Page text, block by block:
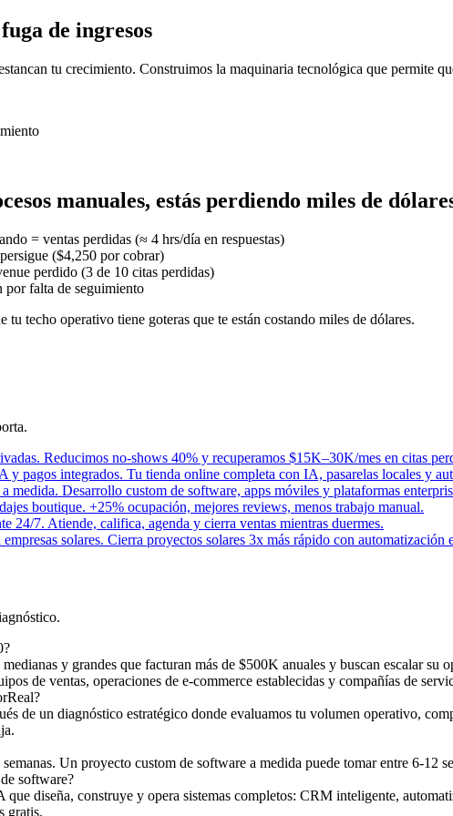
de ingresos
tu crecimiento. Construimos la maquinaria tecnológica que permite
manuales, estás perdiendo miles de
= ventas perdidas (≈ 4 hrs/día en respuestas)
($4,250 por cobrar)
perdido (3 de 10 citas perdidas)
falta de seguimiento
techo operativo tiene goteras que te están costando miles de dólares.
Reducimos no-shows 40% y recuperamos $15K–30K/mes en citas
pagos integrados. Tu tienda online completa con IA, pasarelas locales y
medida. Desarrollo custom de software, apps móviles y plataformas
boutique. +25% ocupación, mejores reviews, menos trabajo manual.
24/7. Atiende, califica, agenda y cierra ventas mientras duermes.
solares. Cierra proyectos solares 3x más rápido con automatización
y grandes que facturan más de $500K anuales y buscan escalar
de ventas, operaciones de e-commerce establecidas y compañías de
de un diagnóstico estratégico donde evaluamos tu volumen operativo,
Un proyecto custom de software a medida puede tomar entre 6-12
software?
que diseña, construye y opera sistemas completos: CRM inteligente,
gratis.